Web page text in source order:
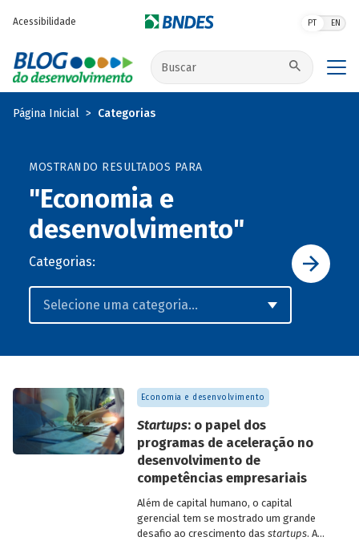
Acessibilidade PT EN
Buscar no site
Página Inicial Categorias
MOSTRANDO RESULTADOS PARA
"Economia e
desenvolvimento"
Categorias:
Economia e desenvolvimento
Startups: o papel dos
programas de aceleração no
desenvolvimento de
competências empresariais
Além de capital humano, o capital
gerencial tem se mostrado um grande
desafio ao crescimento das startups. A